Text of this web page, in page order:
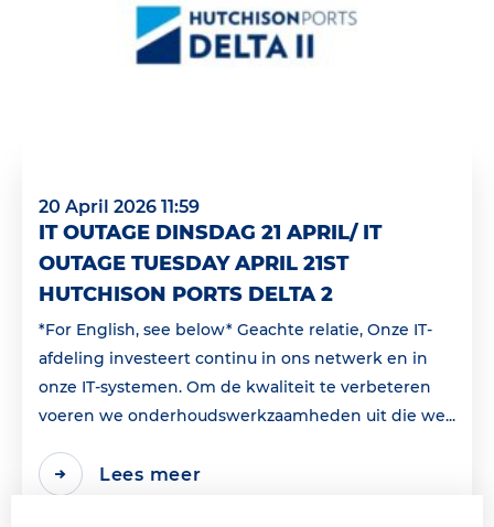
20 April 2026 11:59
IT OUTAGE DINSDAG 21 APRIL/ IT
OUTAGE TUESDAY APRIL 21ST
HUTCHISON PORTS DELTA 2
*For English, see below* Geachte relatie, Onze IT-
afdeling investeert continu in ons netwerk en in
onze IT-systemen. Om de kwaliteit te verbeteren
voeren we onderhoudswerkzaamheden uit die we...
Lees meer